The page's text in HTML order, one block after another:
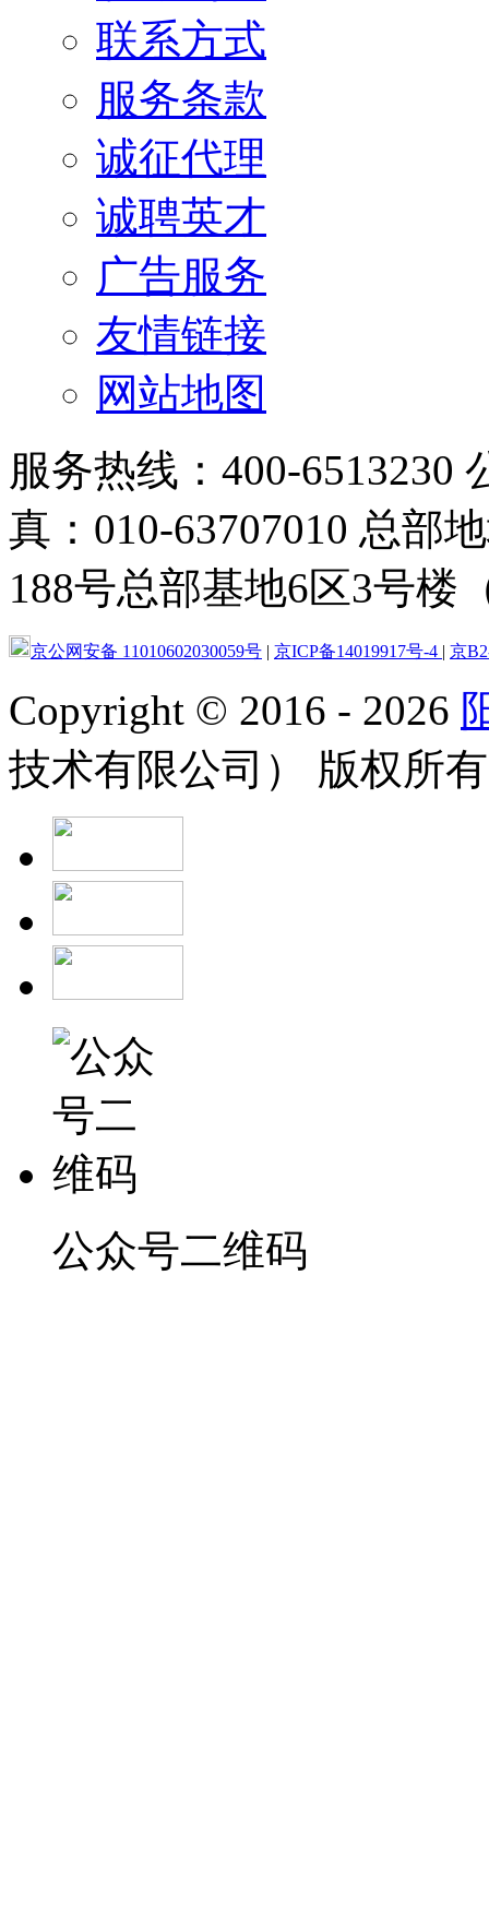
联系方式
服务条款
诚征代理
诚聘英才
广告服务
友情链接
网站地图
服务热线：400-6513230
真：010-63707010 总部
188号总部基地6区3号楼
京公网安备 11010602030059号 | 京ICP备14019917号-4 | 京
Copyright © 2016 - 2026
技术有限公司） 版权所
公众号二维码